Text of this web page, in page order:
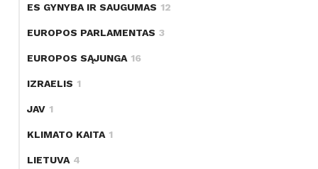
ES GYNYBA IR SAUGUMAS 12
EUROPOS PARLAMENTAS 3
EUROPOS SĄJUNGA 16
IZRAELIS 1
JAV 1
KLIMATO KAITA 1
LIETUVA 4